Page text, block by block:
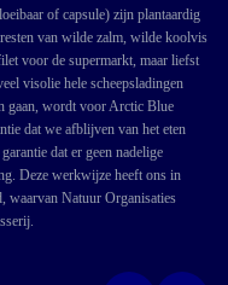
of capsule) zijn plantaardig
van wilde zalm, wilde koolvis
voor de supermarkt, maar liefst
visolie hele scheepsladingen
gaan, wordt voor Arctic Blue
dat we afblijven van het eten
dat er geen nadelige
Deze werkwijze heeft ons in
waarvan Natuur Organisaties